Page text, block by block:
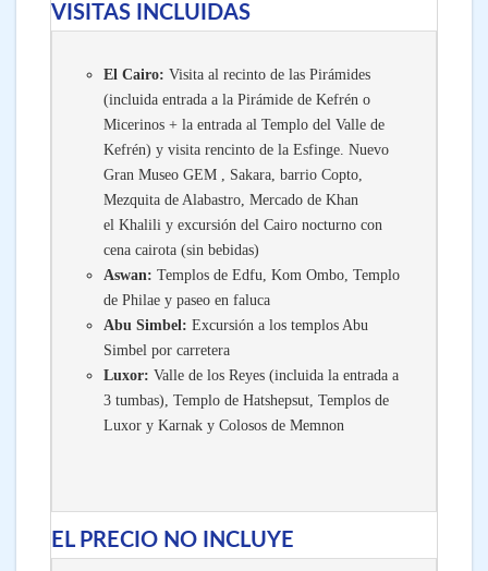
VISITAS INCLUIDAS
El Cairo: Visita al recinto de las Pirámides
(incluida entrada a la Pirámide de Kefrén o
Micerinos + la entrada al Templo del Valle de
Kefrén) y visita rencinto de la Esfinge. Nuevo
Gran Museo GEM , Sakara, barrio Copto,
Mezquita de Alabastro, Mercado de Khan
el Khalili y excursión del Cairo nocturno con
cena cairota (sin bebidas)
Aswan: Templos de Edfu, Kom Ombo, Templo
de Philae y paseo en faluca
Abu Simbel: Excursión a los templos Abu
Simbel por carretera
Luxor: Valle de los Reyes (incluida la entrada a
3 tumbas), Templo de Hatshepsut, Templos de
Luxor y Karnak y Colosos de Memnon
EL PRECIO NO INCLUYE